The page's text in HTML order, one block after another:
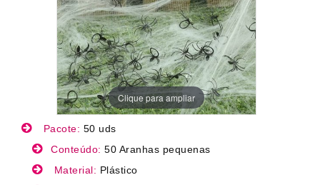
Clique para ampliar
Pacote: 50 uds
Conteúdo: 50 Aranhas pequenas
Material: Plástico